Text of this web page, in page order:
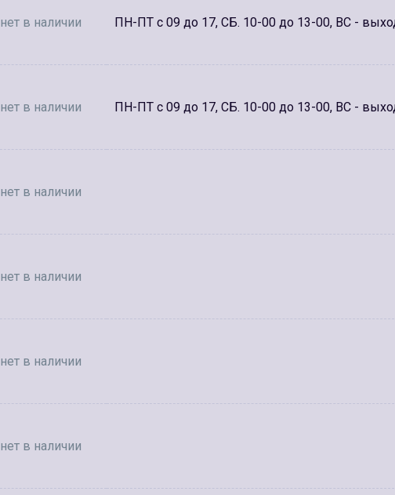
нет в наличии ПН-ПТ с 09 до 17, СБ. 10-00 до 13-00, ВС -
нет в наличии ПН-ПТ с 09 до 17, СБ. 10-00 до 13-00, ВС -
нет в наличии
нет в наличии
нет в наличии
нет в наличии